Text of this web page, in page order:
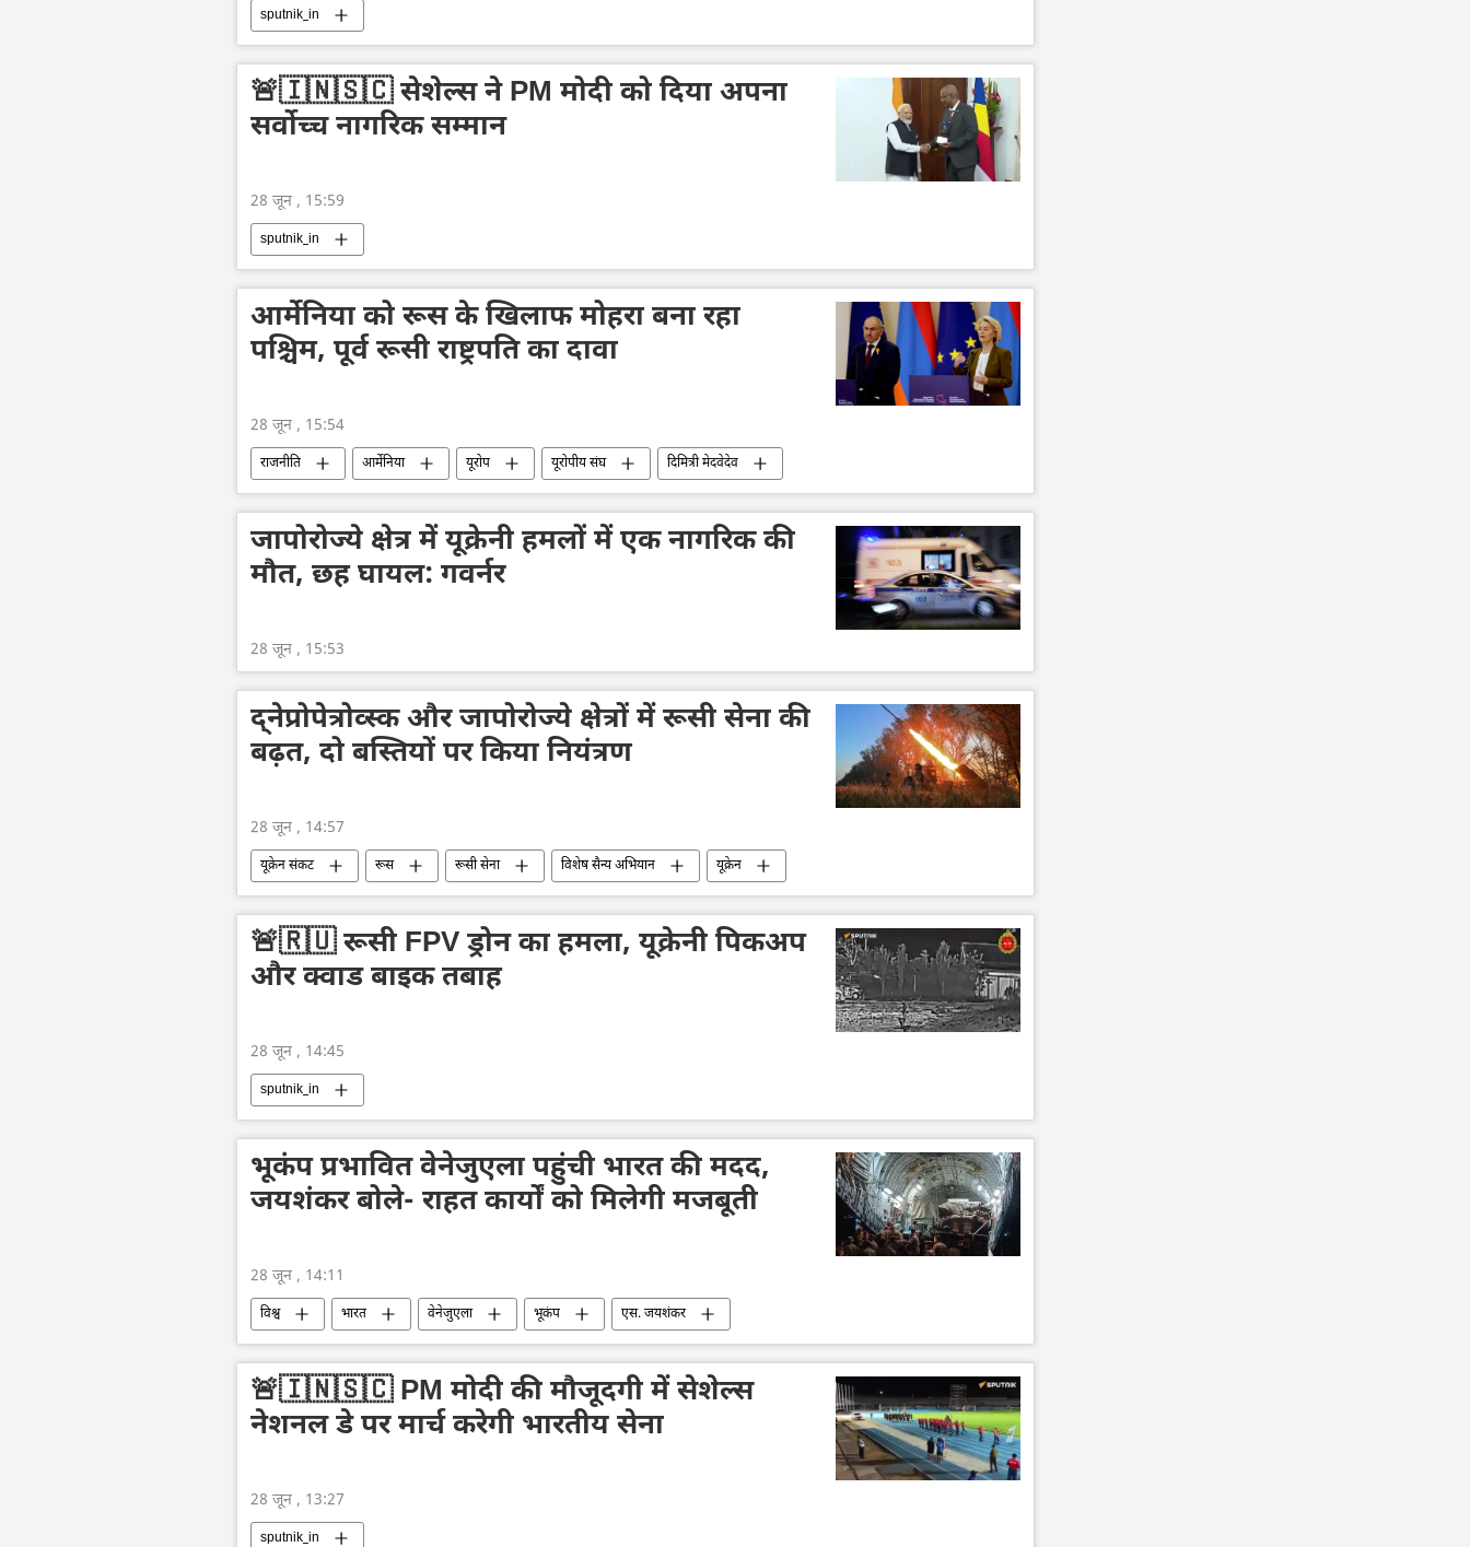
sputnik_in
🚨🇮🇳🇸🇨 सेशेल्स ने PM मोदी को दिया अपना
सर्वोच्च नागरिक सम्मान
28 जून , 15:59
sputnik_in
आर्मेनिया को रूस के खिलाफ मोहरा बना रहा
पश्चिम, पूर्व रूसी राष्ट्रपति का दावा
28 जून , 15:54
राजनीति आर्मेनिया यूरोप यूरोपीय संघ दिमित्री मेदवेदेव
जापोरोज्ये क्षेत्र में यूक्रेनी हमलों में एक नागरिक की
मौत, छह घायल: गवर्नर
28 जून , 15:53
द्नेप्रोपेत्रोव्स्क और जापोरोज्ये क्षेत्रों में रूसी सेना की
बढ़त, दो बस्तियों पर किया नियंत्रण
28 जून , 14:57
यूक्रेन संकट रूस रूसी सेना विशेष सैन्य अभियान यूक्रेन
🚨🇷🇺 रूसी FPV ड्रोन का हमला, यूक्रेनी पिकअप
और क्वाड बाइक तबाह
28 जून , 14:45
sputnik_in
भूकंप प्रभावित वेनेजुएला पहुंची भारत की मदद,
जयशंकर बोले- राहत कार्यों को मिलेगी मजबूती
28 जून , 14:11
विश्व भारत वेनेजुएला भूकंप एस. जयशंकर
🚨🇮🇳🇸🇨 PM मोदी की मौजूदगी में सेशेल्स
नेशनल डे पर मार्च करेगी भारतीय सेना
28 जून , 13:27
sputnik_in